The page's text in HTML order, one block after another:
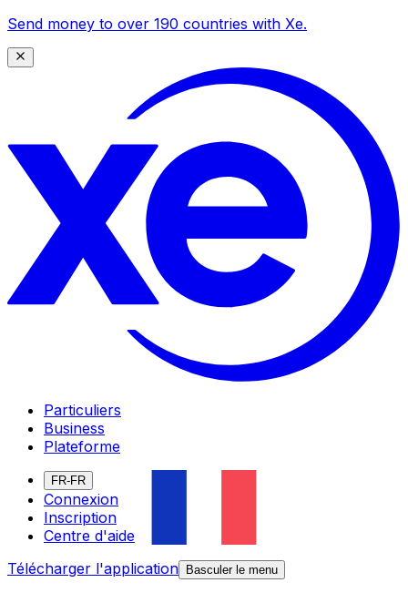
Send money to over 190 countries with Xe.
Particuliers
Business
Plateforme
FR-FR
Connexion
Inscription
Centre d'aide
Télécharger l'application
Basculer le menu